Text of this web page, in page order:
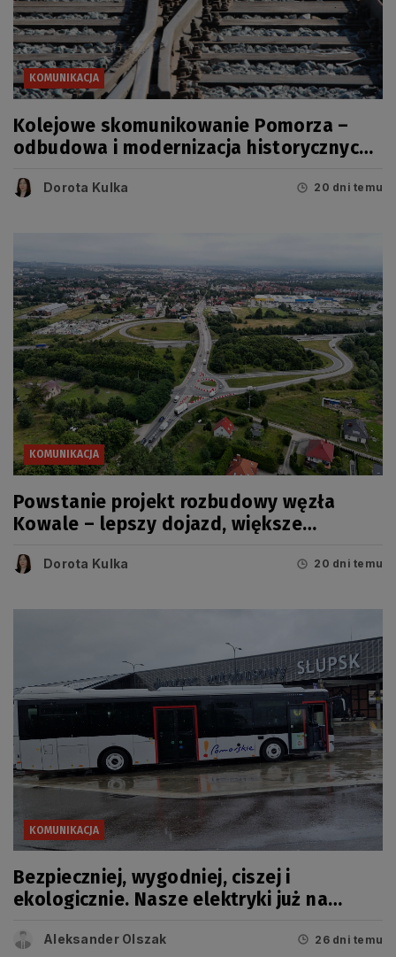
KOMUNIKACJA
Kolejowe skomunikowanie Pomorza –
odbudowa i modernizacja historycznych
Dorota Kulka 20 dni temu
KOMUNIKACJA
Powstanie projekt rozbudowy węzła
Kowale – lepszy dojazd, większe
Dorota Kulka 20 dni temu
KOMUNIKACJA
Bezpieczniej, wygodniej, ciszej i
ekologicznie. Nasze elektryki już na
Aleksander Olszak 26 dni temu